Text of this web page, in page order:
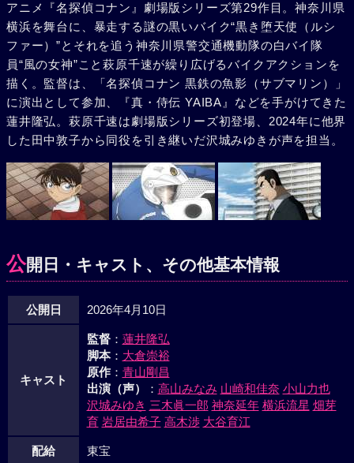
アニメ『名探偵コナン』劇場版シリーズ第29作目。神奈川県
横浜を舞台に、暴走する謎の黒いバイク“黒き堕天使（ルシ
ファー）”とそれを追う神奈川県警交通機動隊の白バイ隊
員“風の女神”こと萩原千速が繰り広げるバイクアクションを
描く。監督は、「名探偵コナン 黒鉄の魚影（サブマリン）」
に演出として参加、『真・侍伝 YAIBA』などを手がけてきた
蓮井隆弘。萩原千速は劇場版シリーズ初登場、2024年に他界
した田中敦子から同役を引き継いだ沢城みゆきが声を担当。
公開日・キャスト、その他基本情報
公開日 2026年4月10日
キャスト
監督： 蓮井隆弘
脚本： 大倉崇裕
原作： 青山剛昌
出演（声）
： 高山みなみ 山崎和佳奈 小山力也
沢城みゆき 三木眞一郎 神奈延年 横浜流星 畑芽
育 岩居由希子 高木渉 大谷育江
配給 東宝